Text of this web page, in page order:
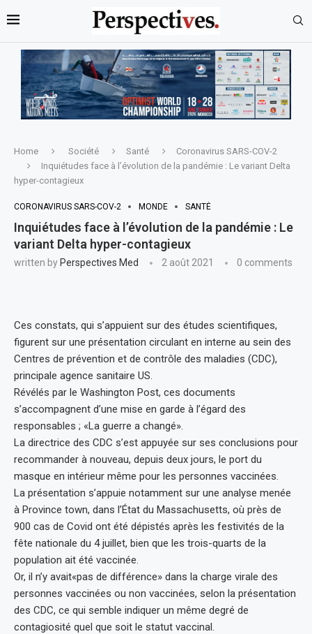
Home Société Santé
Coronavirus SARS-COV-2
Inquiétudes face à l’évolution de la pandémie : Le variant Delta
hyper-contagieux
CORONAVIRUS SARS-COV-2 MONDE SANTÉ
Inquiétudes face à l’évolution de la pandémie : Le
variant Delta hyper-contagieux
written by Perspectives Med 2 août 2021 0 comments
Ces constats, qui s’appuient sur des études scientifiques,
figurent sur une présentation circulant en interne au sein des
Centres de prévention et de contrôle des maladies (CDC),
principale agence sanitaire US.
Révélés par le Washington Post, ces documents
s’accompagnent d’une mise en garde à l’égard des
responsables ; «La guerre a changé».
La directrice des CDC s’est appuyée sur ses conclusions pour
recommander à nouveau, depuis deux jours, le port du
masque en intérieur même pour les personnes vaccinées.
La présentation s’appuie notamment sur une analyse menée
à Province town, dans l’État du Massachusetts, où près de
900 cas de Covid ont été dépistés après les festivités de la
fête nationale du 4 juillet, bien que les trois-quarts de la
population ait été vaccinée.
Or, il n’y avait«pas de différence» dans la charge virale des
personnes vaccinées ou non vaccinées, selon la présentation
des CDC, ce qui semble indiquer un même degré de
contagiosité quel que soit le statut vaccinal.